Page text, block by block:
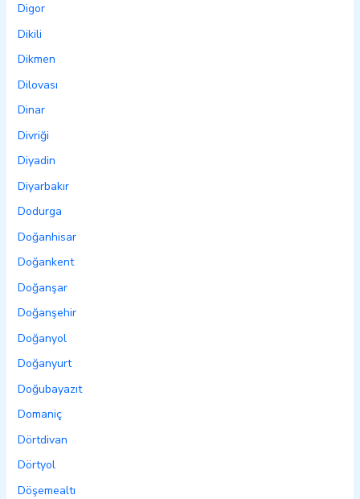
Digor
Dikili
Dikmen
Dilovası
Dinar
Divriği
Diyadin
Diyarbakır
Dodurga
Doğanhisar
Doğankent
Doğanşar
Doğanşehir
Doğanyol
Doğanyurt
Doğubayazıt
Domaniç
Dörtdivan
Dörtyol
Döşemealtı